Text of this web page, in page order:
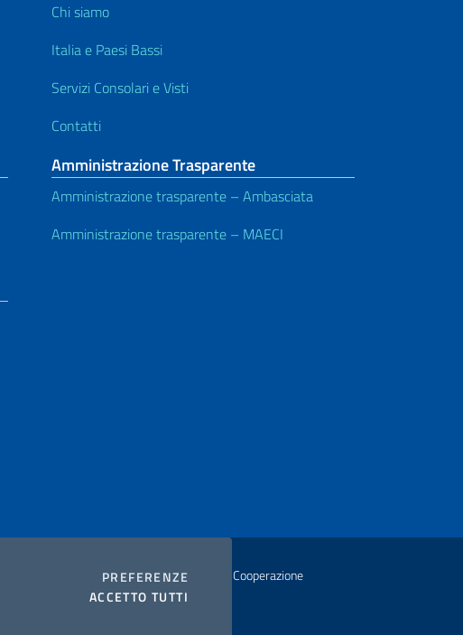
PREFERENZE COOKIES
ACCETTO TUTTI
Chi siamo
Italia e Paesi Bassi
Servizi Consolari e Visti
Contatti
Amministrazione Trasparente
Amministrazione trasparente – Ambasciata
Amministrazione trasparente – MAECI
Ministero degli Affari Esteri e della Cooperazione